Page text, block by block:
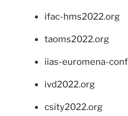
ifac-hms2022.org
taoms2022.org
iias-euromena-
ivd2022.org
csity2022.org